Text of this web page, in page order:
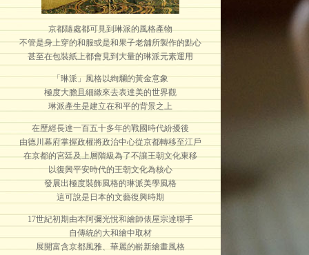
京都隨處都可見到琳派的風格產物
不管是身上穿的和服或是和果子老舖所製作的點心
甚至在包裝紙上都會見到大量的琳派元素運用
「琳派」風格以絢爛的黃金意象
極度大膽且細緻來去表達美的世界觀
琳派產生是建立在和平的背景之上
在歷經長達一百五十多年的戰國時代紛擾後
由德川幕府掌握政權將政治中心從京都轉移至江戶
在京都的宮廷及上層階級為了不讓王朝文化東移
以復興平安時代的王朝文化為核心
發展出極度裝飾風格的琳派美學風格
這可說是日本的文藝復興時期
17世紀初期由本阿彌光悅和繪師俵屋宗達聯手
自傳統的大和繪中取材
展開富含京都風雅、華麗的嶄新繪畫風格